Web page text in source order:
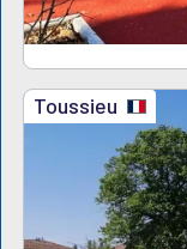
Toussieu